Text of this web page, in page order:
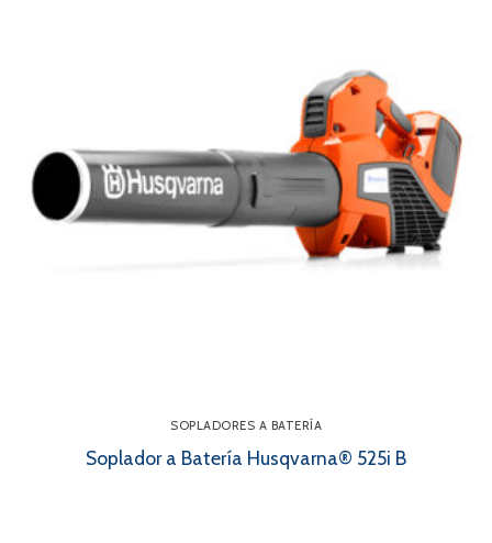
SOPLADORES A BATERÍA
Soplador a Batería Husqvarna® 525i B